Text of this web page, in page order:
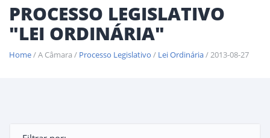
PROCESSO LEGISLATIVO
"LEI ORDINÁRIA"
Home/ A Câmara / Processo Legislativo / Lei Ordinária/ 2013-08-27